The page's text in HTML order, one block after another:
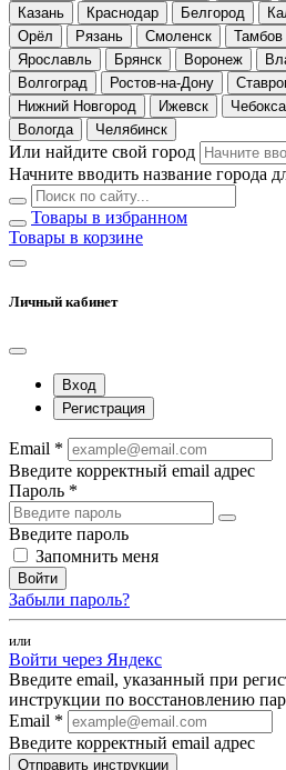
Казань
Краснодар Белгород
Орёл
Рязань Смоленск Тамбов
Ярославль
Брянск Воронеж
Волгоград
Ростов-на-Дону
Нижний Новгород
Ижевск
Вологда
Челябинск
Или найдите свой город
Начните вводить название города
Товары в избранном
Товары в корзине
Личный кабинет
Вход
Регистрация
Email *
Введите корректный email адрес
Пароль *
Введите пароль
Запомнить меня
Войти
Забыли пароль?
или
Войти через Яндекс
Введите email, указанный при
инструкции по восстановлению
Email *
Введите корректный email адрес
Отправить инструкции